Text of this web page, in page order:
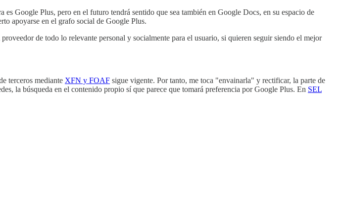
Google Plus, pero en el futuro tendrá sentido que sea también en Google Docs, en su espacio de
apoyarse en el grafo social de Google Plus.
de todo lo relevante personal y socialmente para el usuario, si quieren seguir siendo el mejor
terceros mediante XFN y FOAF sigue vigente. Por tanto, me toca "envainarla" y rectificar, la parte de
la búsqueda en el contenido propio sí que parece que tomará preferencia por Google Plus. En SEL